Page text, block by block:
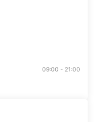
09:00 - 21:00